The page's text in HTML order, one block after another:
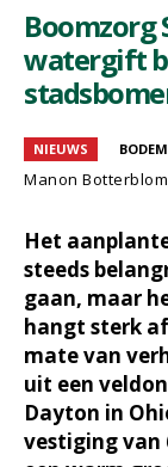
Boomzorg
watergift
NIEUWS
Manon Botterblom
Het
steeds
gaan, maar
hangt sterk
mate van
uit een
Dayton in
vestiging van